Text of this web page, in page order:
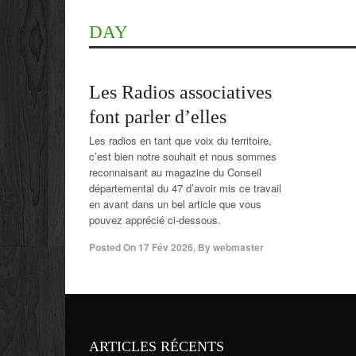
DAY
Les Radios associatives
font parler d’elles
Les radios en tant que voix du territoire,
c’est bien notre souhait et nous sommes
reconnaisant au magazine du Conseil
départemental du 47 d’avoir mis ce travail
en avant dans un bel article que vous
pouvez apprécié ci-dessous.
Posted On 17 Fév 2026, Bywebmaster
ARTICLES RÉCENTS